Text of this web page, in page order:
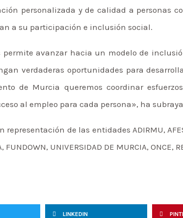
personalizada y de calidad a personas
a su participación e inclusión social.
avanzar hacia un modelo de
verdaderas oportunidades para
de Murcia queremos coordinar
al empleo para cada persona», ha
de las entidades ADIRMU,
FUNDOWN, UNIVERSIDAD DE MURCIA, ONCE,
LINKEDIN